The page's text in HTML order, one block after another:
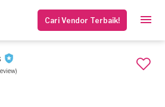
Cari Vendor Terbaik!